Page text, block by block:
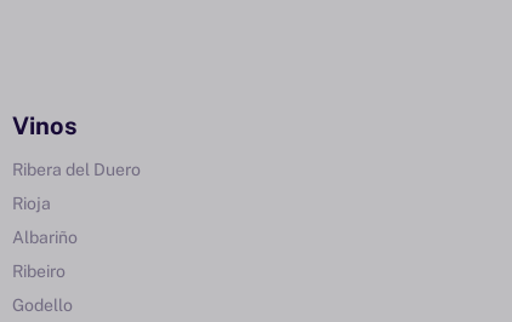
Vinos
Ribera del Duero
Rioja
Albariño
Ribeiro
Godello